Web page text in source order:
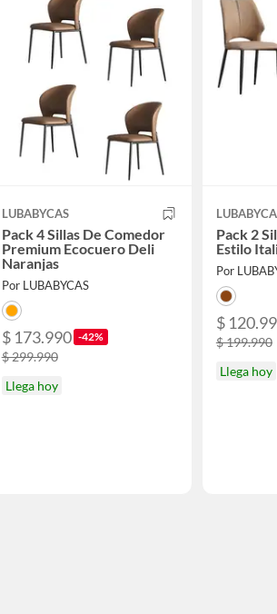
LUBABYCAS
Pack 4 Sillas De Comedor
Premium Ecocuero Deli
Naranjas
Por LUBABYCAS
$ 173.990 -42%
$ 299.990
Llega hoy
Pack 2
Estilo
Por
$
$ 199.990
Llega hoy